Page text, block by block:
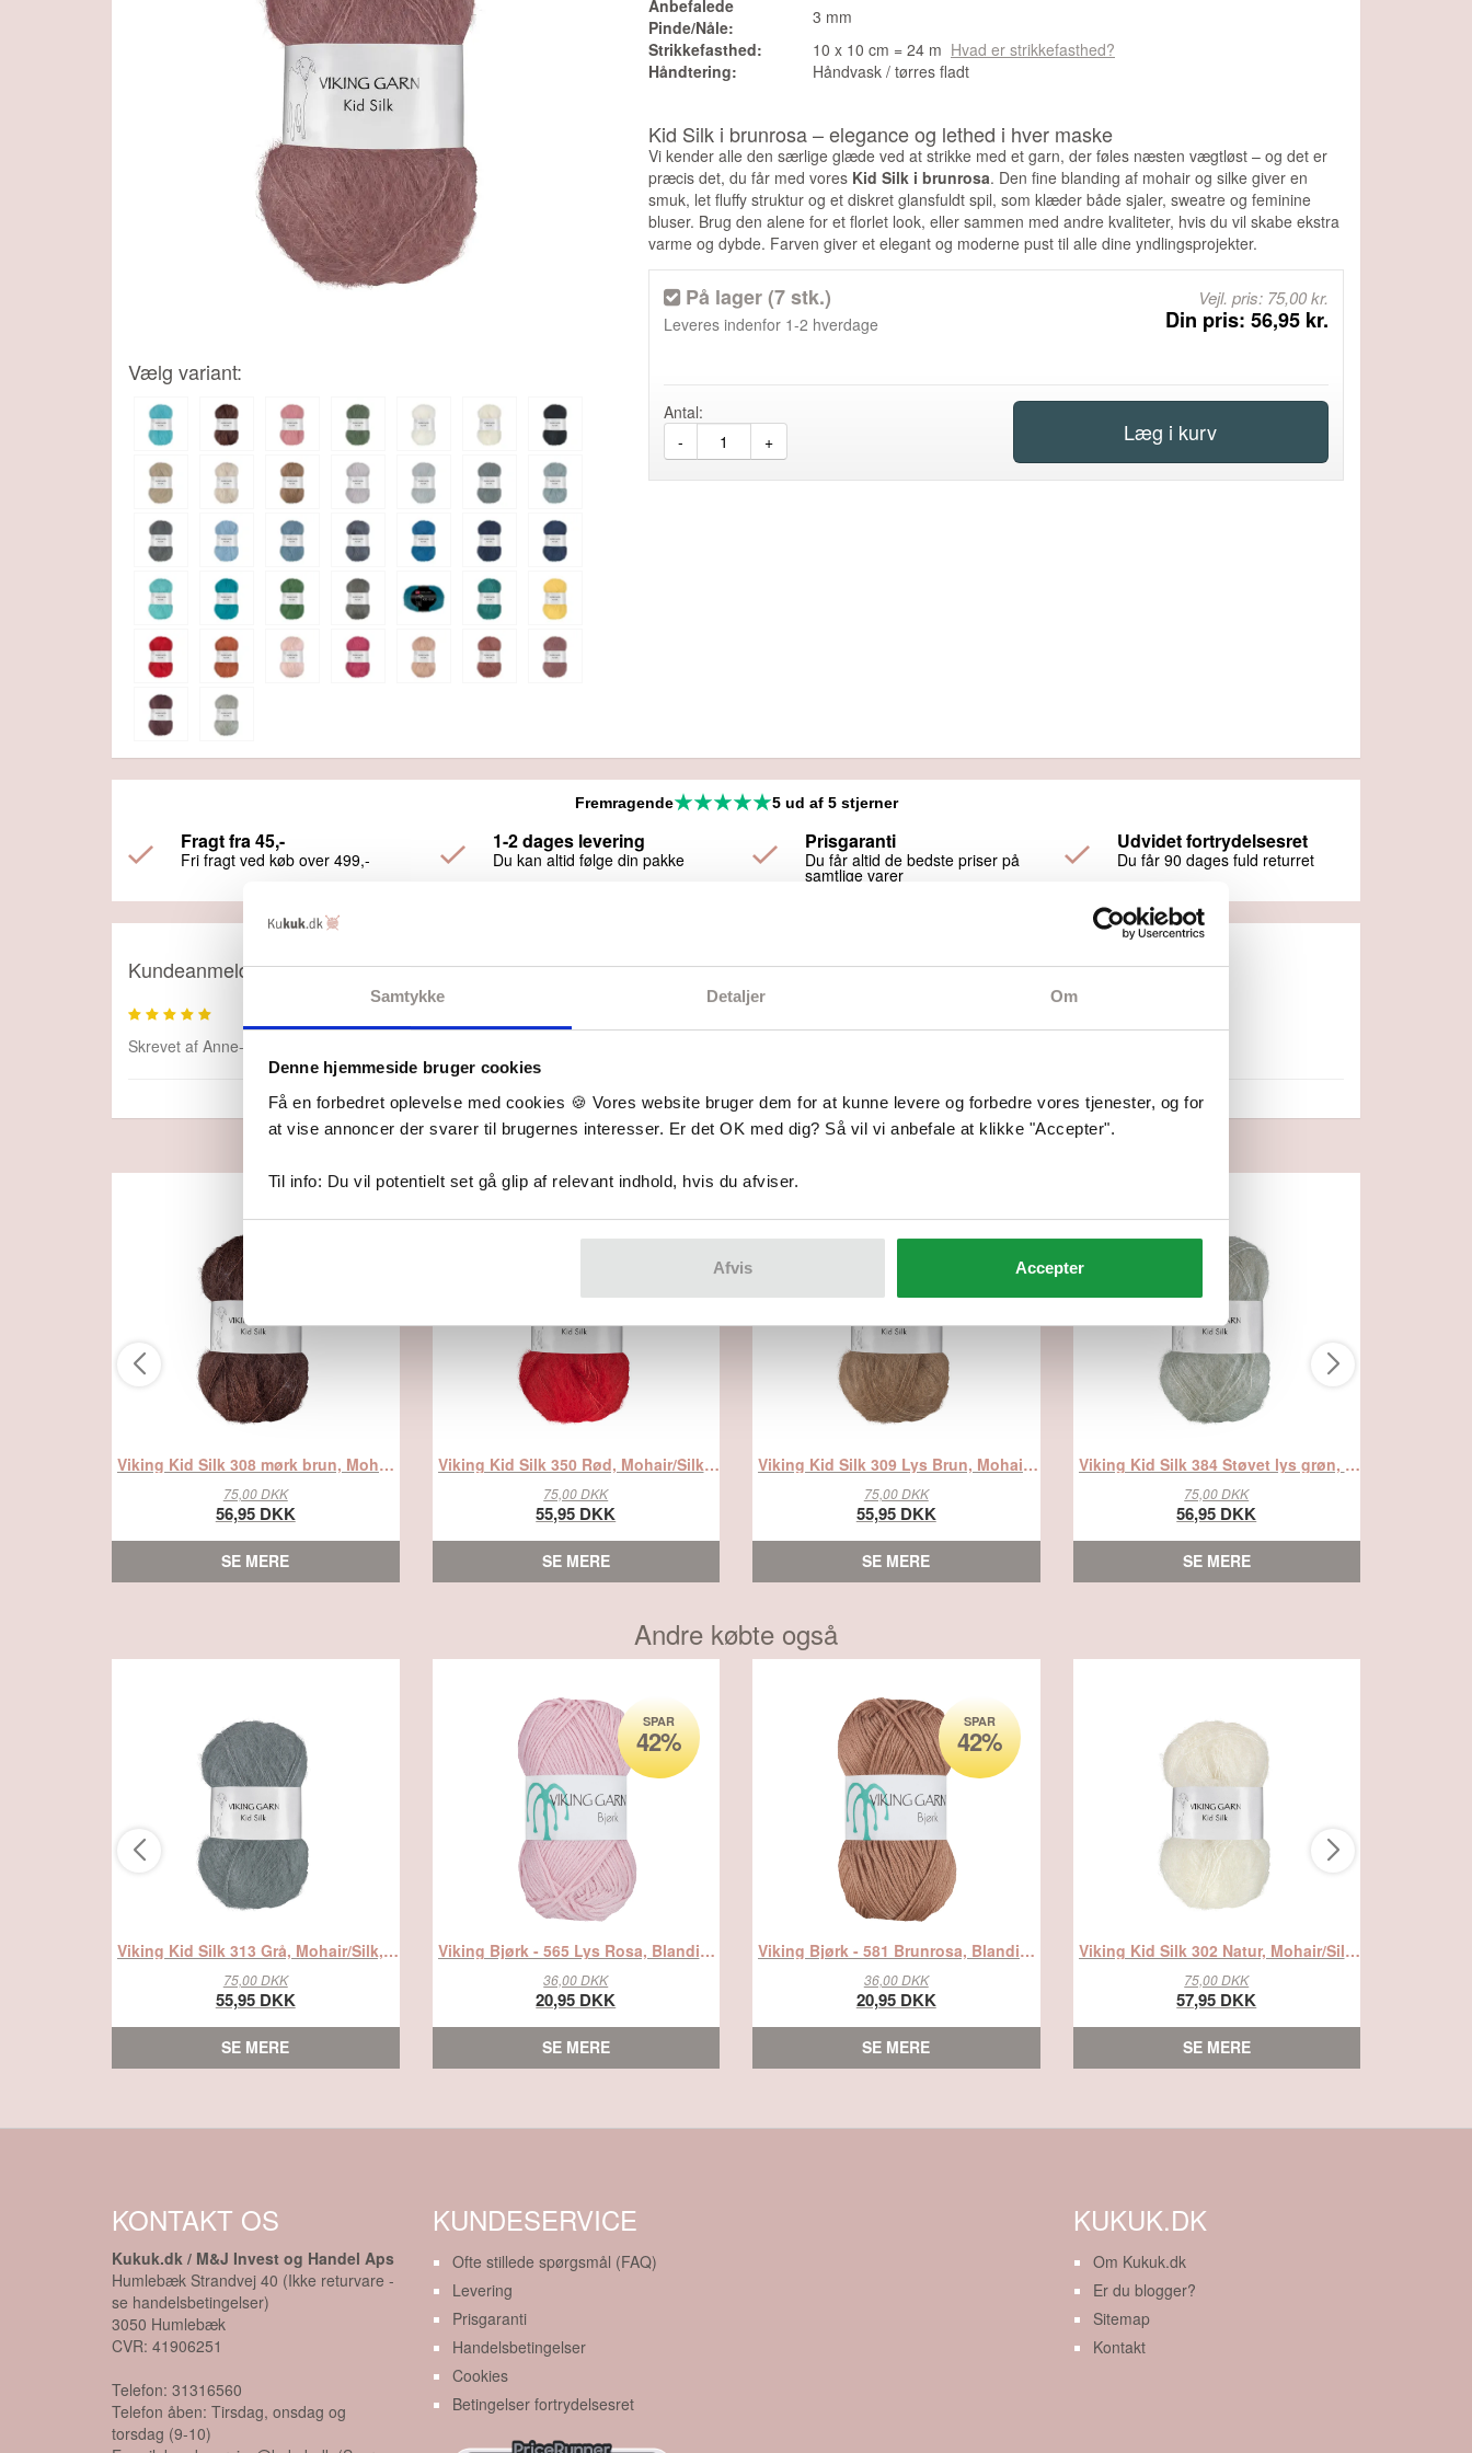
Samtykke Detaljer Om
Denne hjemmeside bruger cookies
Få en forbedret oplevelse med cookies 🍪 Vores website bruger dem for at kunne levere og forbedre vores tjenester, og for
at vise annoncer der svarer til brugernes interesser. Er det OK med dig? Så vil vi anbefale at klikke "Accepter".
Til info: Du vil potentielt set gå glip af relevant indhold, hvis du afviser.
Afvis Accepter
Viking Maskemarkør, fra Viking
36,00 DKK
26,95 DKK
SE MERE
Vælg variant:
Anbefalede
Pinde/Nåle:
3 mm
Strikkefasthed:
10 x 10 cm = 24 m Hvad er strikkefasthed?
Håndtering:
Håndvask / tørres fladt
Kid Silk i brunrosa – elegance og lethed i hver maske
Vi kender alle den særlige glæde ved at strikke med et garn, der føles næsten vægtløst – og det er
præcis det, du får med vores Kid Silk i brunrosa. Den fine blanding af mohair og silke giver en
smuk, let fluffy struktur og et diskret glansfuldt spil, som klæder både sjaler, sweatre og feminine
bluser. Brug den alene for et florlet look, eller sammen med andre kvaliteter, hvis du vil skabe ekstra
varme og dybde. Farven giver et elegant og moderne pust til alle dine yndlingsprojekter.
På lager (7 stk.)
Leveres indenfor 1-2 hverdage
Vejl. pris: 75,00 kr.
Din pris: 56,95 kr.
Antal:
-
+
Fremragende 5 ud af 5 stjerner
Fragt fra 45,-
Fri fragt ved køb over 499,-
1-2 dages levering
Du kan altid følge din pakke
Prisgaranti
Du får altid de bedste priser på
samtlige varer
Udvidet fortrydelsesret
Du får 90 dages fuld returret
Kundeanmeldelser: Viking Kid Silk 371 Brunrosa
Skrevet af Anne-Grethe Bundgaard
Relaterede produkter
Viking Kid Silk 308 mørk brun, Mohair/Silk, fra Viking
75,00 DKK
56,95 DKK
SE MERE
Viking Kid Silk 350 Rød, Mohair/Silk, fra Viking
75,00 DKK
55,95 DKK
SE MERE
Viking Kid Silk 309 Lys Brun, Mohair/Silk, fra Viking
75,00 DKK
55,95 DKK
SE MERE
Viking Kid Silk 384 Støvet lys grøn, Mohair/Silk, fra Viking
75,00 DKK
56,95 DKK
SE MERE
Andre købte også
Viking Kid Silk 313 Grå, Mohair/Silk, fra Viking
75,00 DKK
55,95 DKK
SE MERE
SPAR
42%
Viking Bjørk - 565 Lys Rosa, Blandingsgarn, fra Viking
36,00 DKK
20,95 DKK
SE MERE
SPAR
42%
Viking Bjørk - 581 Brunrosa, Blandingsgarn, fra Viking
36,00 DKK
20,95 DKK
SE MERE
Viking Kid Silk 302 Natur, Mohair/Silk, fra Viking
75,00 DKK
57,95 DKK
SE MERE
KONTAKT OS
Kukuk.dk / M&J Invest og Handel Aps
Humlebæk Strandvej 40 (Ikke returvare -
se handelsbetingelser)
3050 Humlebæk
CVR: 41906251
Telefon: 31316560
Telefon åben: Tirsdag, onsdag og
torsdag (9-10)
KUNDESERVICE
Ofte stillede spørgsmål (FAQ)
Levering
Prisgaranti
Handelsbetingelser
Cookies
Betingelser fortrydelsesret
KUKUK.DK
Om Kukuk.dk
Er du blogger?
Sitemap
Kontakt